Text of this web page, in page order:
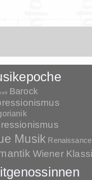
Barock
Musik Renaissance
Wiener